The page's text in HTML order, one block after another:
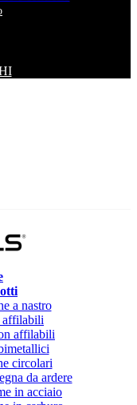
a nastro
affilabili
affilabili
circolari
da ardere
in acciaio